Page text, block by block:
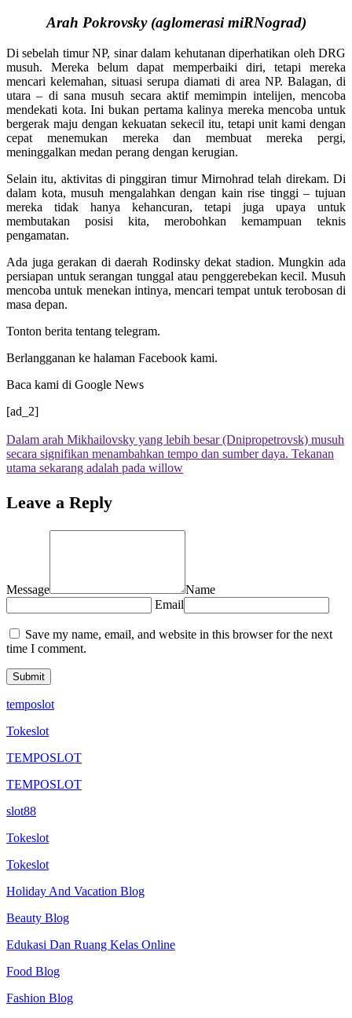
Arah Pokrovsky (aglomerasi miRNograd)
Di sebelah timur NP, sinar dalam kehutanan diperhatikan oleh DRG
musuh. Mereka belum dapat memperbaiki diri, tetapi mereka
mencari kelemahan, situasi serupa diamati di area NP. Balagan, di
utara – di sana musuh secara aktif memimpin intelijen, mencoba
mendekati kota. Ini bukan pertama kalinya mereka mencoba untuk
bergerak maju dengan kekuatan sekecil itu, tetapi unit kami dengan
cepat menemukan mereka dan membuat mereka pergi,
meninggalkan medan perang dengan kerugian.
Selain itu, aktivitas di pinggiran timur Mirnohrad telah direkam. Di
dalam kota, musuh mengalahkan dengan kain rise tinggi – tujuan
mereka tidak hanya kehancuran, tetapi juga upaya untuk
membutakan posisi kita, merobohkan kemampuan teknis
pengamatan.
Ada juga gerakan di daerah Rodinsky dekat stadion. Mungkin ada
persiapan untuk serangan tunggal atau penggerebekan kecil. Musuh
mencoba untuk menekan intinya, mencari tempat untuk terobosan di
masa depan.
Tonton berita tentang telegram.
Berlangganan ke halaman Facebook kami.
Baca kami di Google News
[ad_2]
Dalam arah Mikhailovsky yang lebih besar (Dnipropetrovsk) musuh
secara signifikan menambahkan tempo dan sumber daya. Tekanan
utama sekarang adalah pada willow
Leave a Reply
Message
Name
Email
Save my name, email, and website in this browser for the next
time I comment.
temposlot
Tokeslot
TEMPOSLOT
TEMPOSLOT
slot88
Tokeslot
Tokeslot
Holiday And Vacation Blog
Beauty Blog
Edukasi Dan Ruang Kelas Online
Food Blog
Fashion Blog